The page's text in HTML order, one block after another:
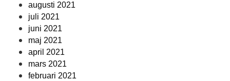
augusti 2021
juli 2021
juni 2021
maj 2021
april 2021
mars 2021
februari 2021